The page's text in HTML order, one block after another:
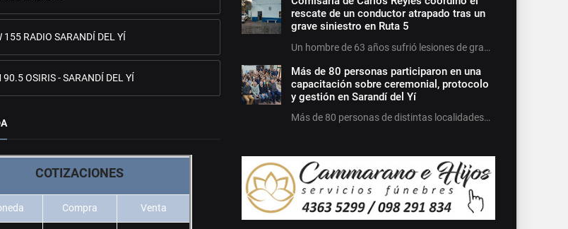
155 RADIO SARANDÍ DEL YÍ
90.5 OSIRIS - SARANDÍ DEL YÍ
COTIZACIONES
Compra Venta
rescate de un conductor atrapado tras un
grave siniestro en Ruta 5
Un hombre de 63 años sufrió lesiones de gra…
Más de 80 personas participaron en una
capacitación sobre ceremonial, protocolo
y gestión en Sarandí del Yí
Más de 80 personas de distintas localidades…